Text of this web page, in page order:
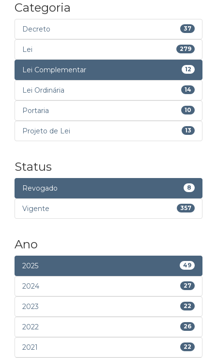
Categoria
Decreto 37
Lei 279
Lei Complementar 12
Lei Ordinária 14
Portaria 10
Projeto de Lei 13
Status
Revogado 8
Vigente 357
Ano
2025 49
2024 27
2023 22
2022 26
2021 22